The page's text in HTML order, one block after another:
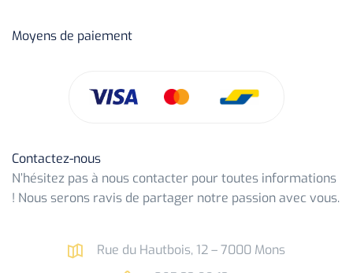
Moyens de paiement
Contactez-nous
N’hésitez pas à nous contacter pour toutes informations
! Nous serons ravis de partager notre passion avec vous.
Rue du Hautbois, 12 – 7000 Mons